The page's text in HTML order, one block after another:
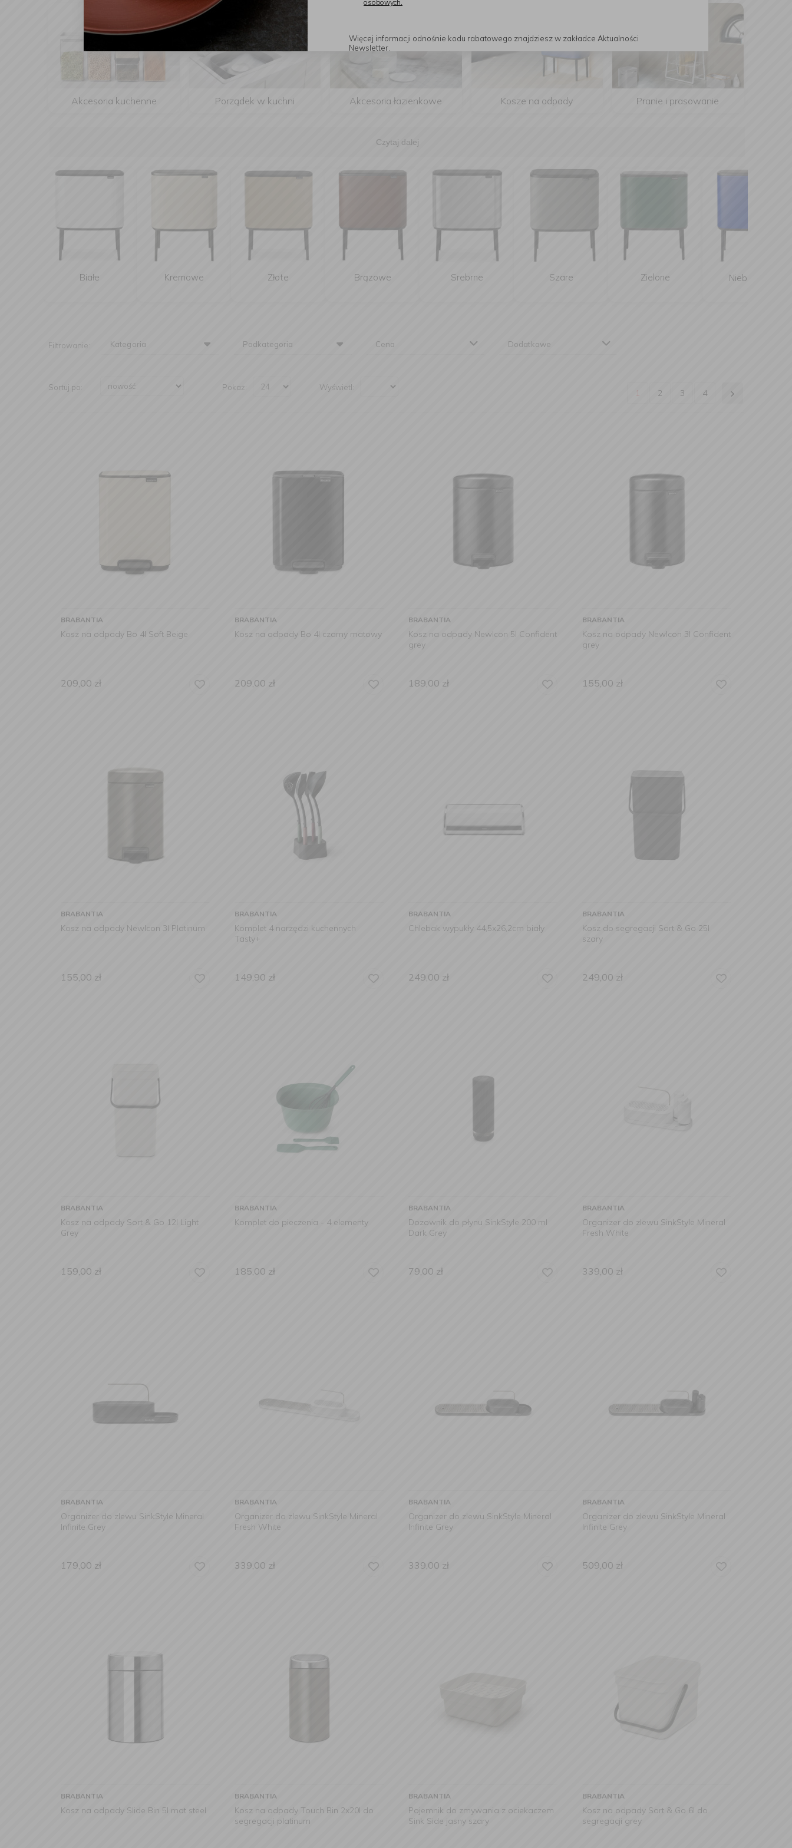
Akcesoria kuchenne Porządek w kuchni Akcesoria łazienkowe Kosze na odpady Pranie i prasowanie
Czytaj dalej
Białe Kremowe Złote Brązowe Srebrne Szare Zielone Niebieskie
Filtrowanie: Kategoria Podkategoria Cena Dodatkowe
Sortuj po: Pokaż: Wyświetl:
1 2 3 4
BRABANTIA
Kosz na odpady Bo 4l Soft Beige
209,00 zł
BRABANTIA
Kosz na odpady Bo 4l czarny matowy
209,00 zł
BRABANTIA
Kosz na odpady NewIcon 5l Confident
grey
189,00 zł
BRABANTIA
Kosz na odpady NewIcon 3l Confident
grey
155,00 zł
BRABANTIA
Kosz na odpady NewIcon 3l Platinum
155,00 zł
BRABANTIA
Komplet 4 narzędzi kuchennych
Tasty+
149,90 zł
BRABANTIA
Chlebak wypukły 44,5x26,2cm biały
249,00 zł
BRABANTIA
Kosz do segregacji Sort & Go 25l
szary
249,00 zł
BRABANTIA
Kosz na odpady Sort & Go 12l Light
Grey
159,00 zł
BRABANTIA
Komplet do pieczenia - 4 elementy
185,00 zł
BRABANTIA
Dozownik do płynu SinkStyle 200 ml
Dark Grey
79,00 zł
BRABANTIA
Organizer do zlewu SinkStyle Mineral
Fresh White
339,00 zł
BRABANTIA
Organizer do zlewu SinkStyle Mineral
Infinite Grey
179,00 zł
BRABANTIA
Organizer do zlewu SinkStyle Mineral
Fresh White
339,00 zł
BRABANTIA
Organizer do zlewu SinkStyle Mineral
Infinite Grey
339,00 zł
BRABANTIA
Organizer do zlewu SinkStyle Mineral
Infinite Grey
509,00 zł
BRABANTIA
Kosz na odpady Slide Bin 5l mat steel
BRABANTIA
Kosz na odpady Touch Bin 2x20l do
segregacji platinum
BRABANTIA
Pojemnik do zmywania z ociekaczem
Sink Side jasny szary
BRABANTIA
Kosz na odpady Sort & Go 6l do
segregacji grey
osobowych.
Więcej informacji odnośnie kodu rabatowego znajdziesz w zakładce Aktualności
Newsletter.